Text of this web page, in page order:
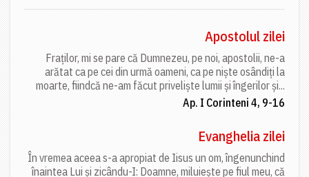
Apostolul zilei
Fraților, mi se pare că Dumnezeu, pe noi, apostolii, ne-a
arătat ca pe cei din urmă oameni, ca pe niște osândiți la
moarte, fiindcă ne-am făcut priveliște lumii și îngerilor și...
Ap. I Corinteni 4, 9-16
Evanghelia zilei
În vremea aceea s-a apropiat de Iisus un om, îngenunchind
înaintea Lui și zicându-I: Doamne, miluiește pe fiul meu, că